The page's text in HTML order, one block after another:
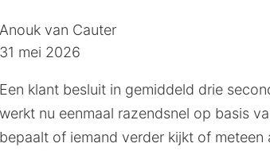
Posted
by:
Anouk van Cauter
31 mei 2026
Een klant besluit in gemiddeld drie
werkt nu eenmaal razendsnel op basis
bepaalt of iemand verder kijkt of